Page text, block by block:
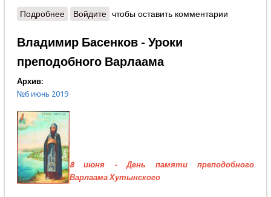
Подробнеео Надежда Павлова - Певец русского пейзажа
Войдите чтобы оставить комментарии
Владимир Басенков - Уроки
преподобного Варлаама
Архив:
№6 июнь 2019
8 июня - День памяти преподобного
Варлаама Хутынского